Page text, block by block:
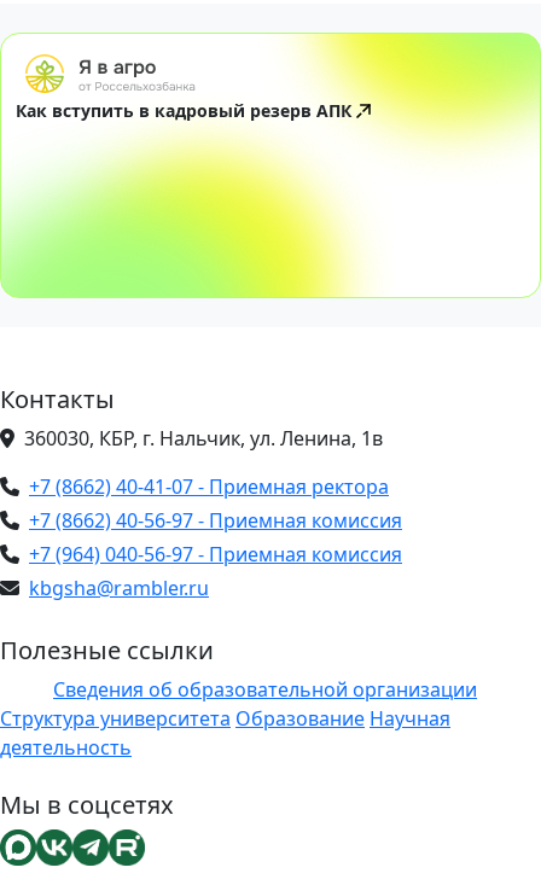
Как вступить в кадровый резерв АПК
Контакты
360030, КБР, г. Нальчик, ул. Ленина, 1в
+7 (8662) 40-41-07 - Приемная ректора
+7 (8662) 40-56-97 - Приемная комиссия
+7 (964) 040-56-97 - Приемная комиссия
kbgsha@rambler.ru
Полезные ссылки
Сведения об образовательной организации
Структура университета Образование Научная
деятельность
Мы в соцсетях